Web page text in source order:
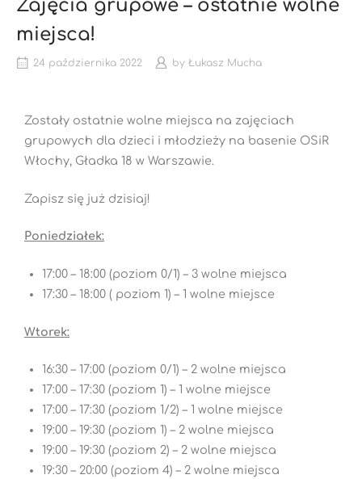
Zajęcia grupowe – ostatnie wolne
miejsca!
24 października 2022 by Łukasz Mucha
Zostały ostatnie wolne miejsca na zajęciach
grupowych dla dzieci i młodzieży na basenie OSiR
Włochy, Gładka 18 w Warszawie.
Zapisz się już dzisiaj!
Poniedziałek:
17:00 – 18:00 (poziom 0/1) – 3 wolne miejsca
17:30 – 18:00 ( poziom 1) – 1 wolne miejsce
Wtorek:
16:30 – 17:00 (poziom 0/1) – 2 wolne miejsca
17:00 – 17:30 (poziom 1) – 1 wolne miejsce
17:00 – 17:30 (poziom 1/2) – 1 wolne miejsce
19:00 – 19:30 (poziom 1) – 2 wolne miejsca
19:00 – 19:30 (poziom 2) – 2 wolne miejsca
19:30 – 20:00 (poziom 4) – 2 wolne miejsca